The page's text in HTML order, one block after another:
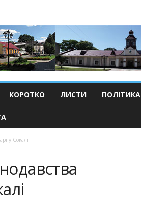
КОРОТКО ЛИСТИ ПОЛІТИКА
у Сокалі